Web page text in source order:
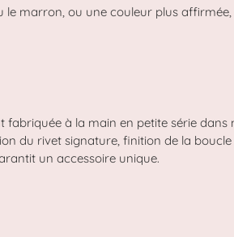
le marron, ou une couleur plus
à la main en petite série dans
du rivet signature, finition de la
un accessoire unique.